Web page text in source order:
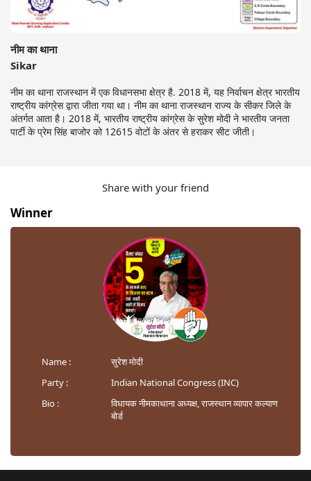
नीम का थाना
Sikar
नीम का थाना राजस्थान में एक विधानसभा क्षेत्र है. 2018 में, यह निर्वाचन क्षेत्र भारतीय
राष्ट्रीय कांग्रेस द्वारा जीता गया था। नीम का थाना राजस्थान राज्य के सीकर जिले के
अंतर्गत आता है। 2018 में, भारतीय राष्ट्रीय कांग्रेस के सुरेश मोदी ने भारतीय जनता
पार्टी के प्रेम सिंह बाजोर को 12615 वोटों के अंतर से हराकर सीट जीती।
Share with your friend
Winner
Name :
सुरेश मोदी
Party :
Indian National Congress (INC)
Bio :
विधायक नीमकाथाना अध्यक्ष, राजस्थान व्यापार कल्याण
बोर्ड